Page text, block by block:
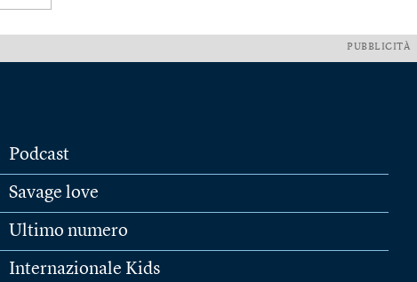
PUBBLICITÀ
Podcast
Savage love
Ultimo numero
Internazionale Kids